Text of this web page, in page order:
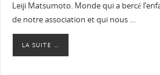
Leiji Matsumoto. Monde qui a bercé
de notre association et qui nous …
LA SUITE …